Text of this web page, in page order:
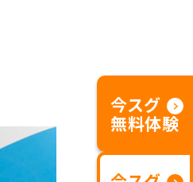
今スグ
無料体験